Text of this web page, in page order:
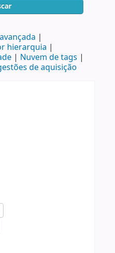
hierarquia
Nuvem de tags
de aquisição